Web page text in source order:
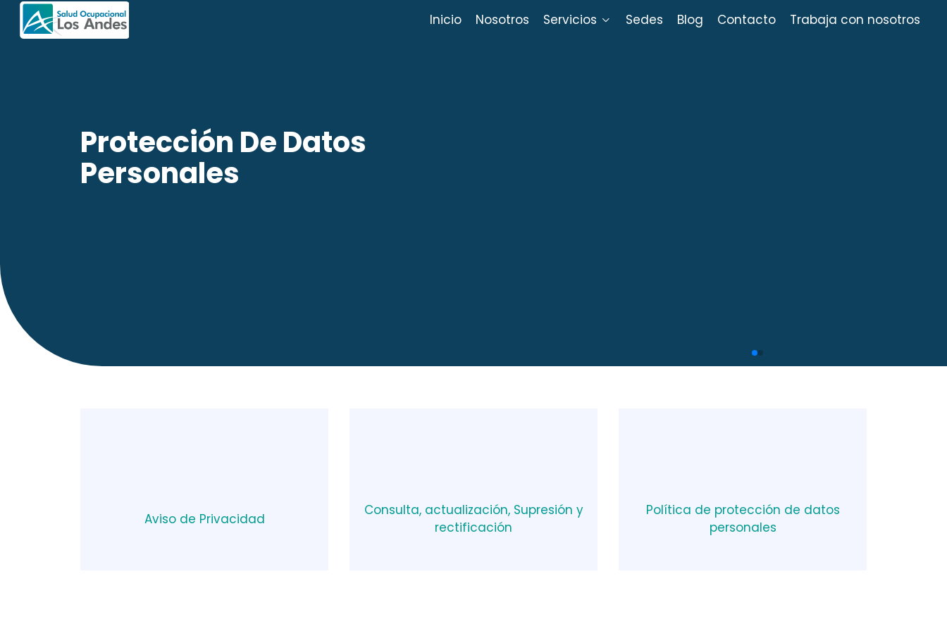
Inicio Nosotros Servicios Sedes Blog Contacto Trabaja con nosotros
Protección De Datos
Personales
Aviso de Privacidad
Consulta, actualización, Supresión y
rectificación
Política de protección de datos
personales